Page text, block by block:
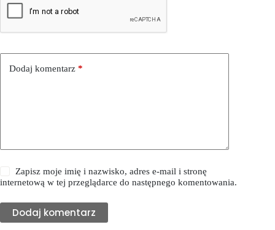
Dodaj komentarz *
Zapisz moje imię i nazwisko, adres e-mail i stronę
internetową w tej przeglądarce do następnego komentowania.
Dodaj komentarz